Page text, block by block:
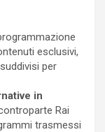
esclusivi,
per
in
Rai
trasmessi